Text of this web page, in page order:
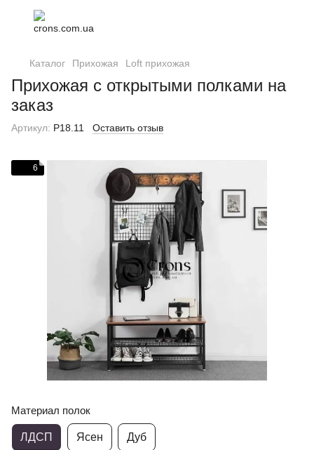
Каталог Прихожая Loft прихожая
Прихожая с открытыми полками на
заказ
Артикул: P18.11 Оставить отзыв
6
Материал полок
ЛДСП Ясен Дуб